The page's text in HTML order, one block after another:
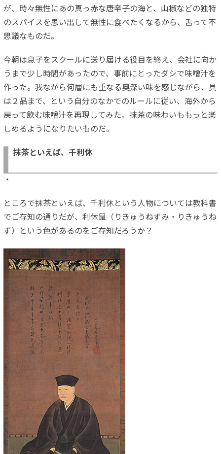
が、時々無性にあの真っ赤な唐辛子の海と、山椒などの独特
のスパイスを思い出して無性に食べたくなるから、舌って不
思議なものだ。
今朝は息子をスクールに送り届ける役目を終え、会社に向か
うまで少し時間があったので、事前にとったダシで味噌汁を
作った。我ながら何層にも重なる奥深い味を感じながら、具
は２品まで、という自分のなかでのルールに従い、海外から
戻って飲む味噌汁を再現してみた。抹茶の味わいももっと楽
しめるようになりたいものだ。
抹茶といえば、千利休
・
ところで抹茶といえば、千利休という人物については教科書
でご存知の通りだが、利休鼠（りきゅうねずみ・りきゅうね
ず）という色があるのをご存知だろうか？